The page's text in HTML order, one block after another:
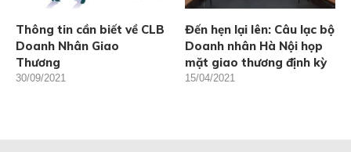
Thông tin cần biết về CLB
Doanh Nhân Giao
Thương
30/09/2021
Đến hẹn lại lên: Câu lạc bộ
Doanh nhân Hà Nội họp
mặt giao thương định kỳ
15/04/2021